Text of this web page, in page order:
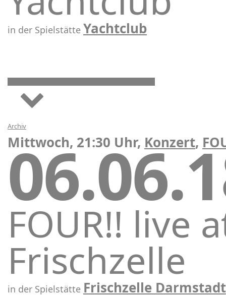
in der Spielstätte Yachtclub
Archiv
Mittwoch, 21:30 Uhr, Konzert,
FOUR!! live
Frischzelle
in der Spielstätte Frischzelle Darmstadt